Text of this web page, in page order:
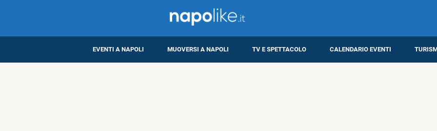
EVENTI A NAPOLI MUOVERSI A NAPOLI TV E SPETTACOLO CALENDARIO EVENTI